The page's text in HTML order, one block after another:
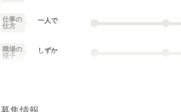
仕事の
仕方
一人で
職場の
様子
しずか